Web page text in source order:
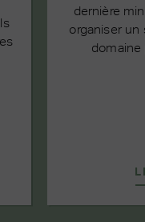
dernière
organiser un
domaine